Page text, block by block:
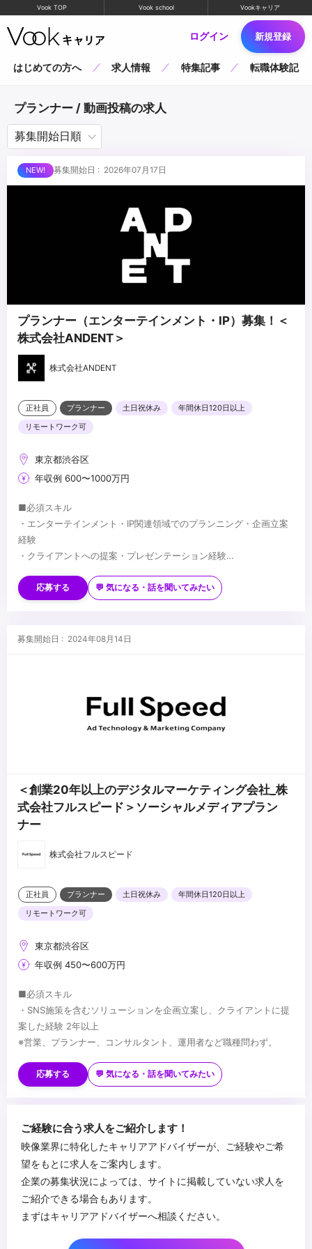
Vook TOP Vook school Vookキャリア
ログイン 新規登録
はじめての方へ 求人情報 特集記事 転職体験記
プランナー / 動画投稿の求人
募集開始日 : 2026年07月17日
プランナー（エンターテインメント・IP）募集！＜
株式会社ANDENT＞
株式会社ANDENT
正社員 プランナー 土日祝休み
年間休日120日以上
リモートワーク可
東京都渋谷区
年収例 600〜1000万円
■必須スキル
・エンターテインメント・IP関連領域でのプランニング・企画立案
経験
・クライアントへの提案・プレゼンテーション経験
・広告代理店等でのエンターテインメント・IP案件のプランニング
経験
・イベント・展示会・空間演出等の企画経験
■求める人物像
・IPの世界観を広げる視点で企画に取り組める方
応募する 💬 気になる・話を聞いてみたい
募集開始日 : 2024年08月14日
＜創業20年以上のデジタルマーケティング会社_株
式会社フルスピード＞ソーシャルメディアプラン
ナー
株式会社フルスピード
正社員 プランナー 土日祝休み
年間休日120日以上
リモートワーク可
東京都渋谷区
年収例 450〜600万円
■必須スキル
・SNS施策を含むソリューションを企画立案し、クライアントに提
案した経験 2年以上
※営業、プランナー、コンサルタント、運用者など職種問わず。
・SNSアカウント運用経験
...
応募する 💬 気になる・話を聞いてみたい
ご経験に合う求人をご紹介します！
映像業界に特化したキャリアアドバイザーが、ご経験やご希
望をもとに求人をご案内します。
企業の募集状況によっては、サイトに掲載していない求人を
ご紹介できる場合もあります。
まずはキャリアアドバイザーへ相談ください。